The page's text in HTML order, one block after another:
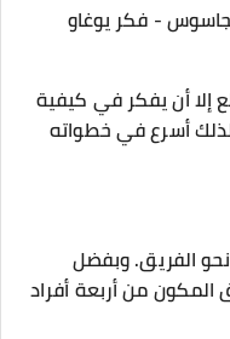
- فكر يوغاو
إلا أن يفكر في كيفية
أسرع في خطواته
الفريق. وبفضل
من أربعة أفراد